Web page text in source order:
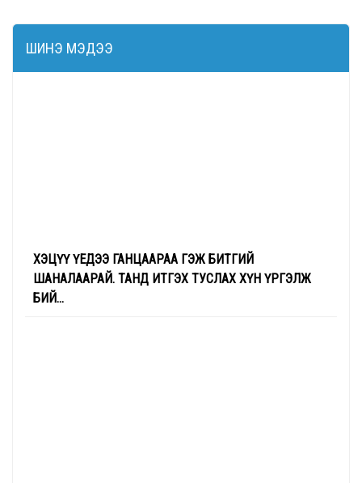
ШИНЭ МЭДЭЭ
ХЭЦҮҮ ҮЕДЭЭ ГАНЦААРАА ГЭЖ БИТГИЙ
ШАНАЛААРАЙ. ТАНД ИТГЭХ ТУСЛАХ ХҮН ҮРГЭЛЖ
БИЙ...